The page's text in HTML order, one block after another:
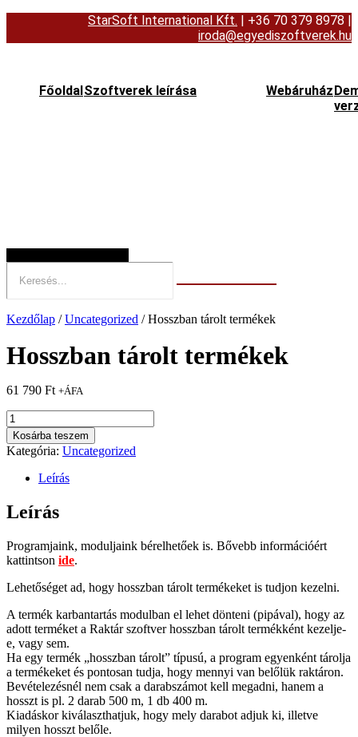
StarSoft International Kft. | +36 70 379 8978 |
iroda@egyediszoftverek.hu
FőoldalSzoftverek leírása Webáruház
Kezdőlap /Uncategorized / Hosszban tárolt termékek
Hosszban tárolt termékek
61 790 Ft +ÁFA
Hosszban
tárolt
termékek
mennyiség
Kosárba teszem
Kategória: Uncategorized
Leírás
Leírás
Programjaink, moduljaink bérelhetőek is. Bővebb információért
kattintson ide.
Lehetőséget ad, hogy hosszban tárolt termékeket is tudjon kezelni.
A termék karbantartás modulban el lehet dönteni (pipával), hogy az
adott terméket a Raktár szoftver hosszban tárolt termékként kezelje-
e, vagy sem.
Ha egy termék „hosszban tárolt” típusú, a program egyenként tárolja
a termékeket és pontosan tudja, hogy mennyi van belőlük raktáron.
Bevételezésnél nem csak a darabszámot kell megadni, hanem a
hosszt is pl. 2 darab 500 m, 1 db 400 m.
Kiadáskor kiválaszthatjuk, hogy mely darabot adjuk ki, illetve
milyen hosszt belőle.